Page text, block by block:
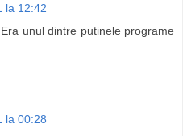
la 12:42
unul dintre putinele programe
la 00:28